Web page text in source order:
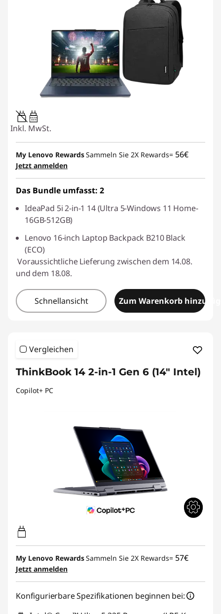
45W-65W
USB PD
Inkl. MwSt.
My Lenovo RewardsSammeln Sie 2X Rewards= 56€
Jetzt anmelden
Das Bundle umfasst: 2
IdeaPad 5i 2-in-1 14 (Ultra 5-Windows 11 Home-
16GB-512GB)
Lenovo 16-inch Laptop Backpack B210 Black
(ECO)
Voraussichtliche Lieferung zwischen dem 14.08.
und dem 18.08.
Schnellansicht Zum Warenkorb
Vergleichen
ThinkBook 14 2-in-1 Gen 6 (14" Intel)
Copilot+ PC
My Lenovo RewardsSammeln Sie 2X Rewards= 57€
Jetzt anmelden
Konfigurierbare Spezifikationen beginnen bei: